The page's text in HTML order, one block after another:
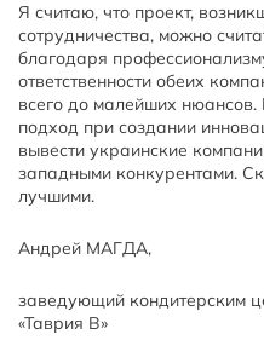
Я считаю, что проект,
сотрудничества, можно
благодаря
ответственности обеих
всего до малейших
подход при создании
вывести украинские
западными конкурентами.
лучшими.
Андрей МАГДА,
заведующий кондитерским
«Таврия В»